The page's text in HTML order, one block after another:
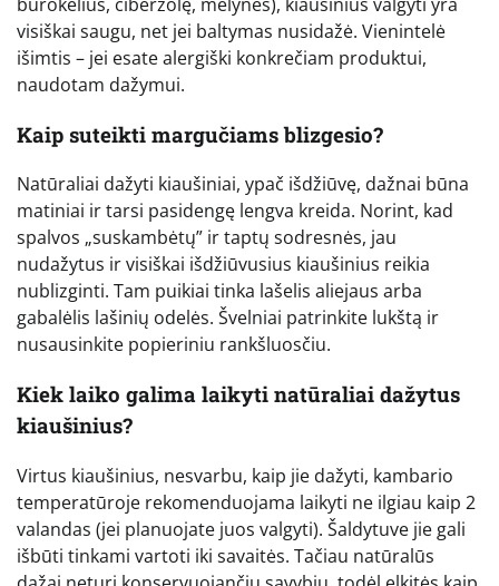
visiškai saugu, net jei baltymas nusidažė. Vienintelė
išimtis – jei esate alergiški konkrečiam produktui,
naudotam dažymui.
Kaip suteikti margučiams blizgesio?
Natūraliai dažyti kiaušiniai, ypač išdžiūvę, dažnai būna
matiniai ir tarsi pasidengę lengva kreida. Norint, kad
spalvos „suskambėtų” ir taptų sodresnės, jau
nudažytus ir visiškai išdžiūvusius kiaušinius reikia
nublizginti. Tam puikiai tinka lašelis aliejaus arba
gabalėlis lašinių odelės. Švelniai patrinkite lukštą ir
nusausinkite popieriniu rankšluosčiu.
Kiek laiko galima laikyti natūraliai dažytus
kiaušinius?
Virtus kiaušinius, nesvarbu, kaip jie dažyti, kambario
temperatūroje rekomenduojama laikyti ne ilgiau kaip 2
valandas (jei planuojate juos valgyti). Šaldytuve jie gali
išbūti tinkami vartoti iki savaitės. Tačiau natūralūs